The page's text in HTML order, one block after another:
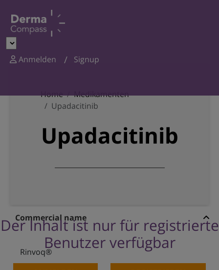
Anmelden Signup
Home
Medikamenten
Upadacitinib
Upadacitinib
Der Inhalt ist nur für registrierte
Benutzer verfügbar
Commercial name
Rinvoq®